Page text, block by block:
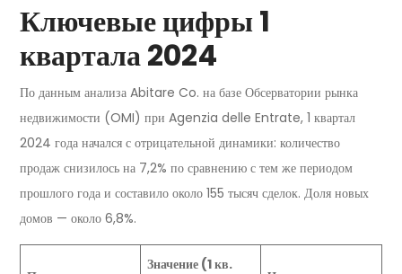
Ключевые цифры 1
квартала 2024
По данным анализа Abitare Co. на базе Обсерватории рынка
недвижимости (OMI) при Agenzia delle Entrate, 1 квартал
2024 года начался с отрицательной динамики: количество
продаж снизилось на 7,2% по сравнению с тем же периодом
прошлого года и составило около 155 тысяч сделок. Доля новых
домов — около 6,8%.
Значение (1 кв.